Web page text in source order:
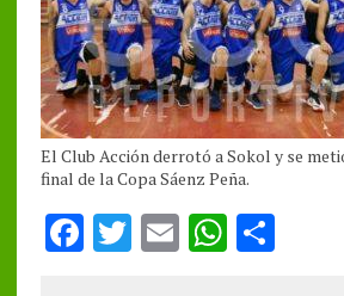
El Club Acción derrotó a Sokol y se
final de la Copa Sáenz Peña.
F T E WS